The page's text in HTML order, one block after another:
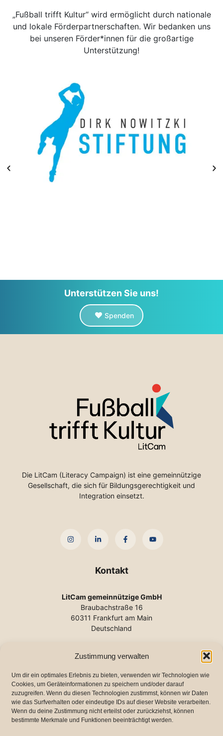
Zustimmung verwalten
Um dir ein optimales Erlebnis zu bieten, verwenden wir Technologien wie
Cookies, um Geräteinformationen zu speichern und/oder darauf
zuzugreifen. Wenn du diesen Technologien zustimmst, können wir Daten
wie das Surfverhalten oder eindeutige IDs auf dieser Website verarbeiten.
Wenn du deine Zustimmung nicht erteilst oder zurückziehst, können
bestimmte Merkmale und Funktionen beeinträchtigt werden.
„Fußball trifft Kultur“ wird ermöglicht durch nationale
und lokale Förderpartnerschaften. Wir bedanken uns
bei unseren Förder*innen für die großartige
Unterstützung!
Unterstützen Sie uns!
Spenden
Die LitCam (Literacy Campaign) ist eine gemeinnützige
Gesellschaft, die sich für Bildungsgerechtigkeit und
Integration einsetzt.
Kontakt
LitCam gemeinnützige GmbH
Braubachstraße 16
60311 Frankfurt am Main
Deutschland
E-Mail:info@litcam.de
www.litcam.de
Wichtige Links